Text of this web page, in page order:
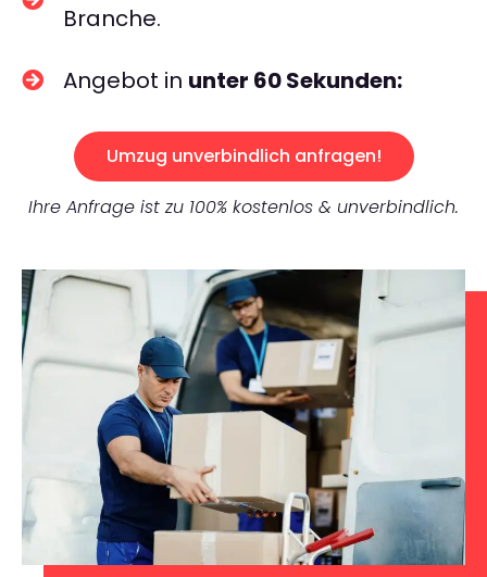
Branche.
Angebot in unter 60 Sekunden:
Umzug unverbindlich anfragen!
Ihre Anfrage ist zu 100% kostenlos & unverbindlich.